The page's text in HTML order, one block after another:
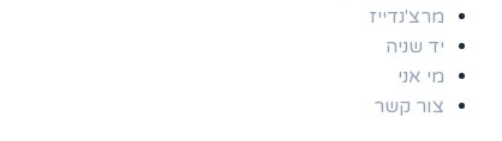
מרצ'נדייז
יד שניה
מי אני
צור קשר